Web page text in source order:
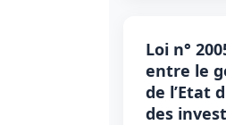
Loi n°
entre le
de l’Etat
des